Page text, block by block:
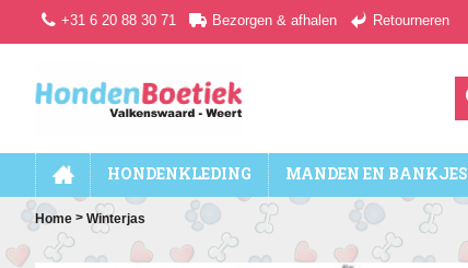
+31 6 20 88 30 71 Bezorgen & afhalen Retourneren
HONDENKLEDING MANDEN EN BANKJES
Home > Winterjas